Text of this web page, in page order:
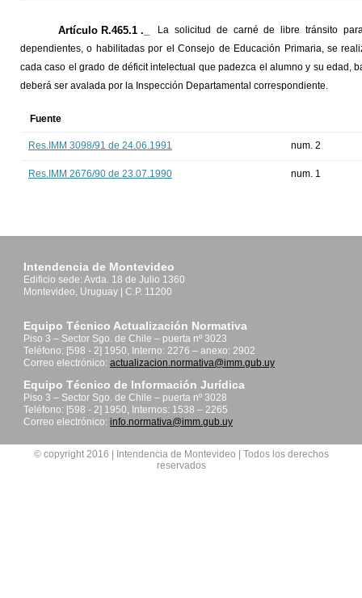
Artículo R.465.1 ._
La solicitud de carné de libre tránsito
dependientes, o habilitadas por el Consejo de Educación Primaria, se
cada caso el grado de déficit intelectual que padezca el alumno y su edad,
deberá ser avalada por la Inspección Departamental correspondiente.
Fuente
Res.IMM 3098/91 de 24.06.1991 num. 2
Res.IMM 2676/90 de 23.07.1990 num. 1
Intendencia de Montevideo
Edificio sede: Avda. 18 de Julio 1360
Montevideo, Uruguay | C.P. 11200
Equipo Técnico Actualización Normativa
Piso 3 – Sector Sgo. de Chile – puerta nº 3023
Teléfono: [598 - 2] 1950, Interno: 2276 – anexo: 2902
Correo electrónico: actualizacion.normativa@imm.gub.uy
Equipo Técnico de Información Jurídica
Piso 3 – Sector Sgo. de Chile – puerta nº 3028
Teléfono: [598 - 2] 1950, Internos: 1538 – 2265
Correo electrónico: info.normativa@imm.gub.uy
© copyright 2016 | Intendencia de Montevideo | Todos los derechos
reservados